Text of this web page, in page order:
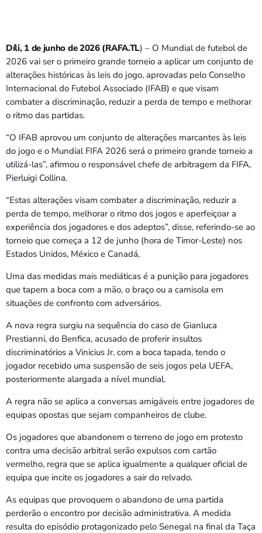
Díli, 1 de junho de 2026 (RAFA.TL) – O Mundial de futebol de
2026 vai ser o primeiro grande torneio a aplicar um conjunto de
alterações históricas às leis do jogo, aprovadas pelo Conselho
Internacional do Futebol Associado (IFAB) e que visam
combater a discriminação, reduzir a perda de tempo e melhorar
o ritmo das partidas.
“O IFAB aprovou um conjunto de alterações marcantes às leis
do jogo e o Mundial FIFA 2026 será o primeiro grande torneio a
utilizá-las”, afirmou o responsável chefe de arbitragem da FIFA,
Pierluigi Collina.
“Estas alterações visam combater a discriminação, reduzir a
perda de tempo, melhorar o ritmo dos jogos e aperfeiçoar a
experiência dos jogadores e dos adeptos”, disse, referindo-se ao
torneio que começa a 12 de junho (hora de Timor-Leste) nos
Estados Unidos, México e Canadá,
Uma das medidas mais mediáticas é a punição para jogadores
que tapem a boca com a mão, o braço ou a camisola em
situações de confronto com adversários.
A nova regra surgiu na sequência do caso de Gianluca
Prestianni, do Benfica, acusado de proferir insultos
discriminatórios a Vinicius Jr. com a boca tapada, tendo o
jogador recebido uma suspensão de seis jogos pela UEFA,
posteriormente alargada a nível mundial.
A regra não se aplica a conversas amigáveis entre jogadores de
equipas opostas que sejam companheiros de clube.
Os jogadores que abandonem o terreno de jogo em protesto
contra uma decisão arbitral serão expulsos com cartão
vermelho, regra que se aplica igualmente a qualquer oficial de
equipa que incite os jogadores a sair do relvado.
As equipas que provoquem o abandono de uma partida
perderão o encontro por decisão administrativa. A medida
resulta do episódio protagonizado pelo Senegal na final da Taça